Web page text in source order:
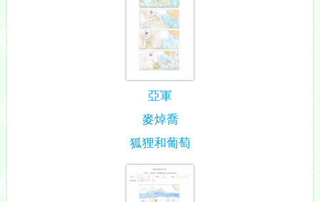
亞軍
麥焯喬
狐狸和葡萄